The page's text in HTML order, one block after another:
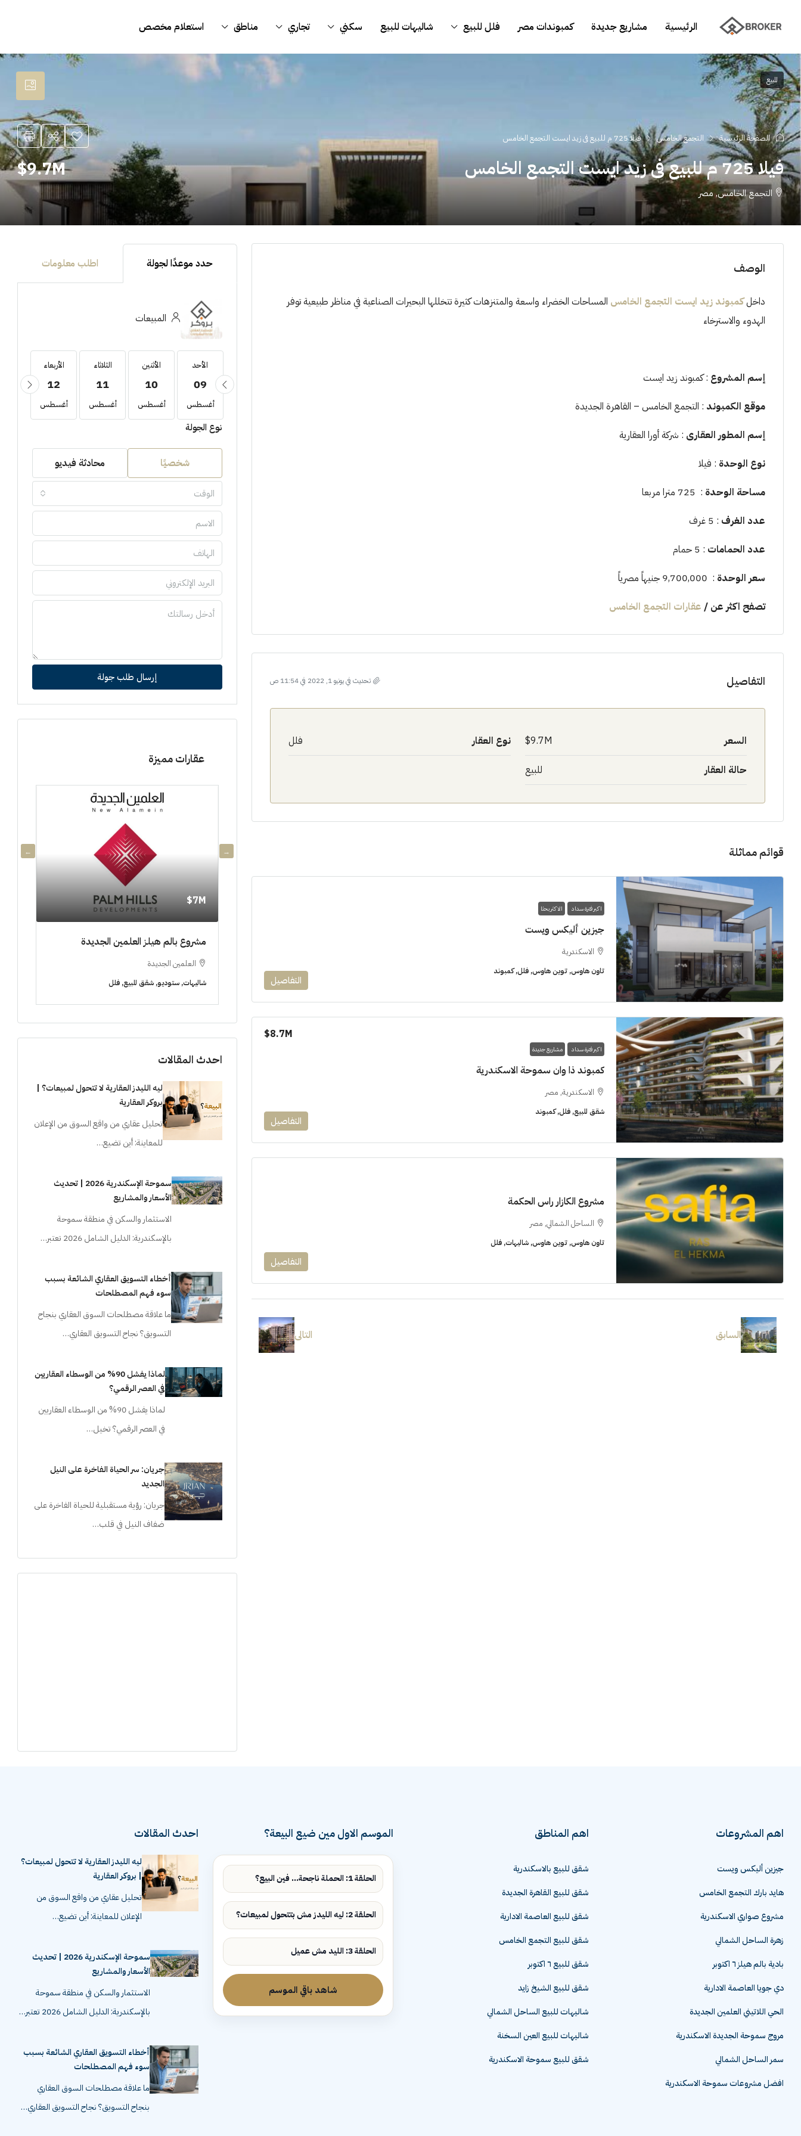
الرئيسية مشاريع جديدة كمبوندات مصر فلل للبيع شاليهات للبيع سكني تجاري مناطق استعلام مخصص
للبيع
الصفحة الرئيسية التجمع الخامس فيلا 725 م للبيع فى زيد ايست التجمع الخامس
فيلا 725 م للبيع فى زيد ايست التجمع الخامس
التجمع الخامس, مصر
9.7M$
الوصف
داخلكمبوند زيد ايست التجمع الخامس المساحات الخضراء واسعة والمتنزهات كثيرة تتخللها البحيرات الصناعية في مناظر طبيعية توفر
الهدوء والاسترخاء
إسم المشروع : كمبوند زيد ايست
موقع الكمبوند : التجمع الخامس – القاهرة الجديدة
إسم المطور العقارى : شركة أورا العقارية
نوع الوحدة : فيلا
مساحة الوحدة : 725 مترا مربعا
عدد الغرف : 5 غرف
عدد الحمامات : 5 حمام
سعر الوحدة : 9,700,000 جنيهاً مصرياً
تصفح اكثر عن / عقارات التجمع الخامس
التفاصيل تحديث في يونيو 1, 2022 في 11:54 ص
السعر 9.7M$ نوع العقار فلل
حالة العقار للبيع
قوائم مماثلة
اكبر فترة سداد الاكثر بحثا
جيزين أليكس ويست
الاسكندرية
تاون هاوس, توين هاوس, فلل, كمبوند
التفاصيل
اكبر فترة سداد مشاريع جديدة
كمبوند ذا وان سموحة الاسكندرية
8.7M$
الاسكندرية, مصر
شقق للبيع, فلل, كمبوند
التفاصيل
مشروع الكازار راس الحكمة
الساحل الشمالي, مصر
تاون هاوس, توين هاوس, شاليهات, فلل
التفاصيل
السابق التالى
حدد موعدًا لجولة اطلب معلومات
المبيعات
الأحد
09
أغسطس
الأثنين
10
أغسطس
الثلاثاء
11
أغسطس
الأربعاء
12
أغسطس
نوع الجولة
شخصيًا محادثة فيديو
الوقت
إرسال طلب جولة
عقارات مميزة
3.8M$
مشروع الحى اللاتيني العلمين الجديدة
العلمين الجديدة
ستوديو, شاليهات
10M$
10,000,000 جنيه
الساحل الشمالي
7M$
مشروع بالم هيلز العلمين الجديدة
العلمين الجديدة
شاليهات, ستوديو, شقق للبيع, فلل
11M$
احدث المقالات
ليه الليدز العقارية لا تتحول لمبيعات؟ |
بروكر العقارية
تحليل عقاري من واقع السوق من الإعلان
للمعاينة: أين تضيع…
سموحة الإسكندرية 2026 | تحديث
الأسعار والمشاريع
الاستثمار والسكن في منطقة سموحة
بالإسكندرية: الدليل الشامل 2026 تعتبر…
أخطاء التسويق العقاري الشائعة بسبب
سوء فهم المصطلحات
ما علاقة مصطلحات السوق العقاري بنجاح
التسويق؟ نجاح التسويق العقاري…
لماذا يفشل 90% من الوسطاء العقاريين
في العصر الرقمي؟
لماذا يفشل 90% من الوسطاء العقاريين
في العصر الرقمي؟ تخيل…
جريان: سر الحياة الفاخرة على النيل
الجديد
جريان: رؤية مستقبلية للحياة الفاخرة على
ضفاف النيل في قلب…
اهم المشروعات
جيزين أليكس ويست
هايد بارك التجمع الخامس
مشروع صواري الاسكندرية
زهرة الساحل الشمالي
بادية بالم هيلز ٦ اكتوبر
دي جويا العاصمة الادارية
الحي اللاتيني العلمين الجديدة
مروج سموحة الجديدة الاسكندرية
سمر الساحل الشمالي
افضل مشروعات سموحة الاسكندرية
اهم المناطق
شقق للبيع بالاسكندرية
شقق للبيع القاهرة الجديدة
شقق للبيع العاصمة الادارية
شقق للبيع التجمع الخامس
شقق للبيع ٦ اكتوبر
شقق للبيع الشيخ زايد
شاليهات للبيع الساحل الشمالي
شاليهات للبيع العين السخنة
شقق للبيع سموحة الاسكندرية
الموسم الاول مين ضيع البيعة؟
الحلقة 1: الحملة ناجحة... فين البيع؟
الحلقة 2: ليه الليدز مش بتتحول لمبيعات؟
الحلقة 3: الليد مش عميل
شاهد باقي الموسم
احدث المقالات
ليه الليدز العقارية لا تتحول لمبيعات؟
| بروكر العقارية
تحليل عقاري من واقع السوق من
الإعلان للمعاينة: أين تضيع…
سموحة الإسكندرية 2026 | تحديث
الأسعار والمشاريع
الاستثمار والسكن في منطقة سموحة
بالإسكندرية: الدليل الشامل 2026 تعتبر…
أخطاء التسويق العقاري الشائعة بسبب
سوء فهم المصطلحات
ما علاقة مصطلحات السوق العقاري
بنجاح التسويق؟ نجاح التسويق العقاري…